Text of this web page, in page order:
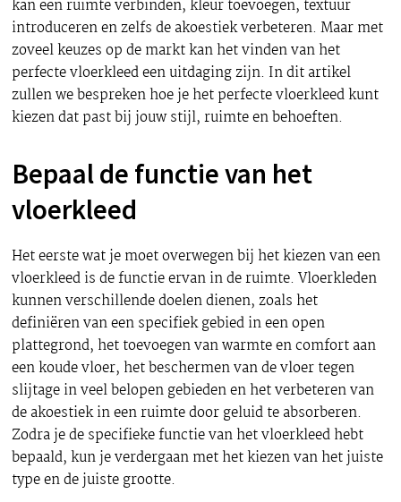
kan een ruimte verbinden, kleur toevoegen, textuur
introduceren en zelfs de akoestiek verbeteren. Maar met
zoveel keuzes op de markt kan het vinden van het
perfecte vloerkleed een uitdaging zijn. In dit artikel
zullen we bespreken hoe je het perfecte vloerkleed kunt
kiezen dat past bij jouw stijl, ruimte en behoeften.
Bepaal de functie van het
vloerkleed
Het eerste wat je moet overwegen bij het kiezen van een
vloerkleed is de functie ervan in de ruimte. Vloerkleden
kunnen verschillende doelen dienen, zoals het
definiëren van een specifiek gebied in een open
plattegrond, het toevoegen van warmte en comfort aan
een koude vloer, het beschermen van de vloer tegen
slijtage in veel belopen gebieden en het verbeteren van
de akoestiek in een ruimte door geluid te absorberen.
Zodra je de specifieke functie van het vloerkleed hebt
bepaald, kun je verdergaan met het kiezen van het juiste
type en de juiste grootte.